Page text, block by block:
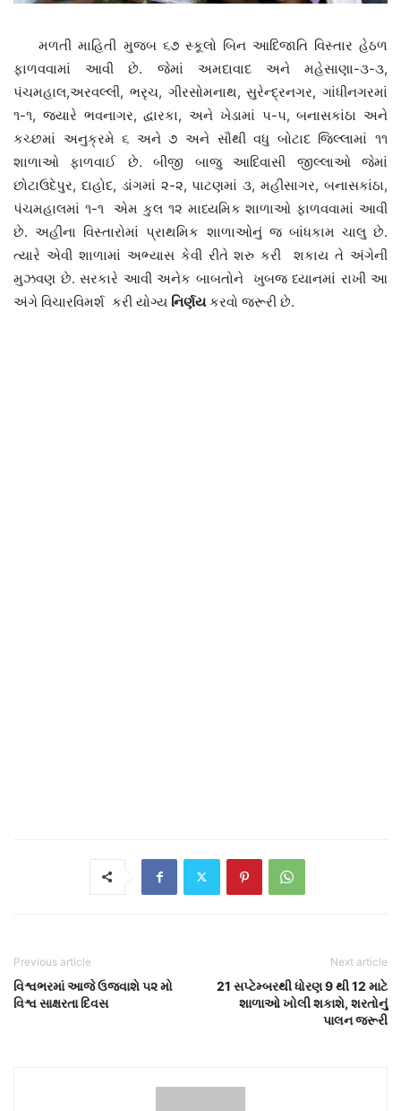
મળતી માહિતી મુજબ ૬૭ સ્કૂલો બિન આદિજાતિ વિસ્તાર હેઠળ
ફાળવવામાં આવી છે. જેમાં અમદાવાદ અને મહેસાણા-૩-૩,
પંચમહાલ,અરવલ્લી, ભરૃચ, ગીરસોમનાથ, સુરેન્દ્રનગર, ગાંધીનગરમાં
૧-૧, જયારે ભવનાગર, દ્વારકા, અને ખેડામાં ૫-૫, બનાસકાંઠા અને
કચ્છમાં અનુક્રમે ૬ અને ૭ અને સૌથી વધુ બોટાદ જિલ્લામાં ૧૧
શાળાઓ ફાળવાઈ છે. બીજી બાજુ આદિવાસી જીલ્લાઓ જેમાં
છોટાઉદેપુર, દાહોદ, ડાંગમાં ૨-૨, પાટણમાં ૩, મહીસાગર, બનાસકાંઠા,
પંચમહાલમાં ૧-૧ એમ કુલ ૧૨ માધ્યમિક શાળાઓ ફાળવવામાં આવી
છે. અહીના વિસ્તારોમાં પ્રાથમિક શાળાઓનું જ બાંધકામ ચાલુ છે.
ત્યારે એવી શાળામાં અભ્યાસ કેવી રીતે શરુ કરી શકાય તે અંગેની
મુઝવણ છે. સરકારે આવી અનેક બાબતોને ખુબજ ધ્યાનમાં રાખી આ
અંગે વિચારવિમર્શ કરી યોગ્ય નિર્ણયકરવો જરૂરી છે.
Previous article
વિશ્વભરમાં આજે ઉજવાશે ૫૨ મો
વિશ્વ સાક્ષરતા દિવસ
Next article
21 સપ્ટેમ્બરથી ધોરણ 9 થી 12 માટે
શાળાઓ ખોલી શકાશે, શરતોનું
પાલન જરૂરી